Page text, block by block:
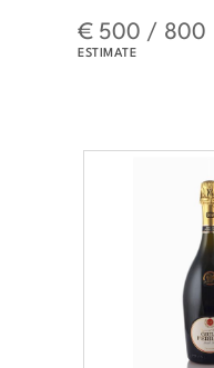
€ 500 / 800
ESTIMATE